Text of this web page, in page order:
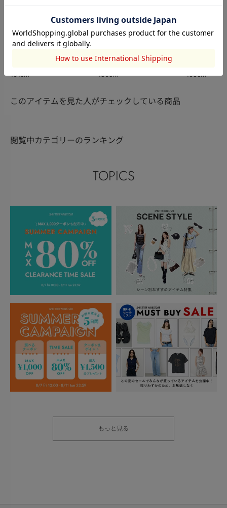
161cm
BOWL
NAMI
150cm
165cm
このアイテムを見た人がチェックしている商品
閲覧中カテゴリーのランキング
TOPICS
もっと見る